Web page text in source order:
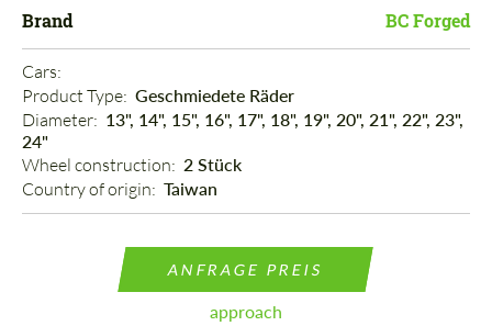
Brand BC Forged
Cars:
Product Type: Geschmiedete Räder
Diameter: 13", 14", 15", 16", 17", 18", 19", 20", 21", 22", 23",
24"
Wheel construction: 2 Stück
Country of origin: Taiwan
ANFRAGE PREIS
approach